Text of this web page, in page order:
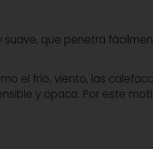
suave, que penetra
el frío, viento, las
y opaca. Por este